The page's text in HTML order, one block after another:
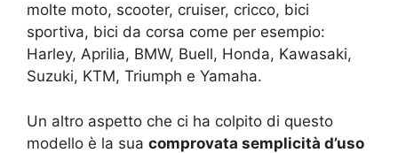
molte moto, scooter, cruiser, cricco, bici
sportiva, bici da corsa come per esempio:
Harley, Aprilia, BMW, Buell, Honda, Kawasaki,
Suzuki, KTM, Triumph e Yamaha.
Un altro aspetto che ci ha colpito di questo
modello è la sua comprovata semplicità d’uso